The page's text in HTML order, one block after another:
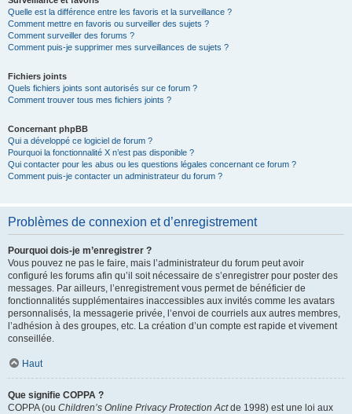
Quelle est la différence entre les favoris et la surveillance ?
Comment mettre en favoris ou surveiller des sujets ?
Comment surveiller des forums ?
Comment puis-je supprimer mes surveillances de sujets ?
Fichiers joints
Quels fichiers joints sont autorisés sur ce forum ?
Comment trouver tous mes fichiers joints ?
Concernant phpBB
Qui a développé ce logiciel de forum ?
Pourquoi la fonctionnalité X n’est pas disponible ?
Qui contacter pour les abus ou les questions légales concernant ce forum ?
Comment puis-je contacter un administrateur du forum ?
Problèmes de connexion et d’enregistrement
Pourquoi dois-je m’enregistrer ?
Vous pouvez ne pas le faire, mais l’administrateur du forum peut avoir
configuré les forums afin qu’il soit nécessaire de s’enregistrer pour poster des
messages. Par ailleurs, l’enregistrement vous permet de bénéficier de
fonctionnalités supplémentaires inaccessibles aux invités comme les avatars
personnalisés, la messagerie privée, l’envoi de courriels aux autres membres,
l’adhésion à des groupes, etc. La création d’un compte est rapide et vivement
conseillée.
Haut
Que signifie COPPA ?
COPPA (ou Children’s Online Privacy Protection Actde 1998) est une loi aux